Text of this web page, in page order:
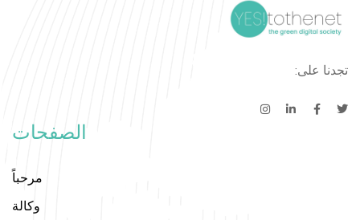
تجدنا على:
الصفحات
مرحباً
وكالة